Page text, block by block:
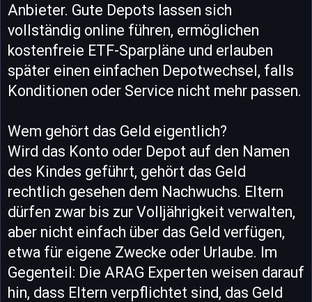
Anbieter. Gute Depots lassen sich
vollständig online führen, ermöglichen
kostenfreie ETF-Sparpläne und erlauben
später einen einfachen Depotwechsel, falls
Konditionen oder Service nicht mehr passen.
Wem gehört das Geld eigentlich?
Wird das Konto oder Depot auf den Namen
des Kindes geführt, gehört das Geld
rechtlich gesehen dem Nachwuchs. Eltern
dürfen zwar bis zur Volljährigkeit verwalten,
aber nicht einfach über das Geld verfügen,
etwa für eigene Zwecke oder Urlaube. Im
Gegenteil: Die ARAG Experten weisen darauf
hin, dass Eltern verpflichtet sind, das Geld